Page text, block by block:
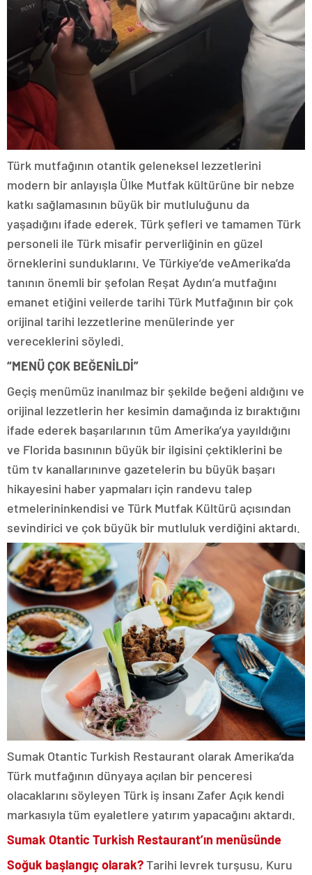
Türk mutfağının otantik geleneksel lezzetlerini
modern bir anlayışla Ülke Mutfak kültürüne bir nebze
katkı sağlamasının büyük bir mutluluğunu da
yaşadığını ifade ederek. Türk şefleri ve tamamen Türk
personeli ile Türk misafir perverliğinin en güzel
örneklerini sunduklarını. Ve Türkiye’de veAmerika’da
tanının önemli bir şefolan Reşat Aydın’a mutfağını
emanet etiğini veilerde tarihi Türk Mutfağının bir çok
orijinal tarihi lezzetlerine menülerinde yer
vereceklerini söyledi.
“MENÜ ÇOK BEĞENİLDİ”
Geçiş menümüz inanılmaz bir şekilde beğeni aldığını ve
orijinal lezzetlerin her kesimin damağında iz bıraktığını
ifade ederek başarılarının tüm Amerika’ya yayıldığını
ve Florida basınının büyük bir ilgisini çektiklerini be
tüm tv kanallarınınve gazetelerin bu büyük başarı
hikayesini haber yapmaları için randevu talep
etmelerininkendisi ve Türk Mutfak Kültürü açısından
sevindirici ve çok büyük bir mutluluk verdiğini aktardı.
Sumak Otantic Turkish Restaurant olarak Amerika’da
Türk mutfağının dünyaya açılan bir penceresi
olacaklarını söyleyen Türk iş insanı Zafer Açık kendi
markasıyla tüm eyaletlere yatırım yapacağını aktardı.
Sumak Otantic Turkish Restaurant’ın menüsünde
Soğuk başlangıç olarak?Tarihi levrek turşusu, Kuru